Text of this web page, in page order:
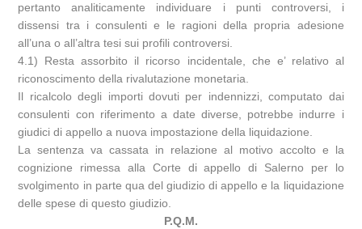
pertanto analiticamente individuare i punti controversi, i
dissensi tra i consulenti e le ragioni della propria adesione
all’una o all’altra tesi sui profili controversi.
4.1) Resta assorbito il ricorso incidentale, che e’ relativo al
riconoscimento della rivalutazione monetaria.
Il ricalcolo degli importi dovuti per indennizzi, computato dai
consulenti con riferimento a date diverse, potrebbe indurre i
giudici di appello a nuova impostazione della liquidazione.
La sentenza va cassata in relazione al motivo accolto e la
cognizione rimessa alla Corte di appello di Salerno per lo
svolgimento in parte qua del giudizio di appello e la liquidazione
delle spese di questo giudizio.
P.Q.M.